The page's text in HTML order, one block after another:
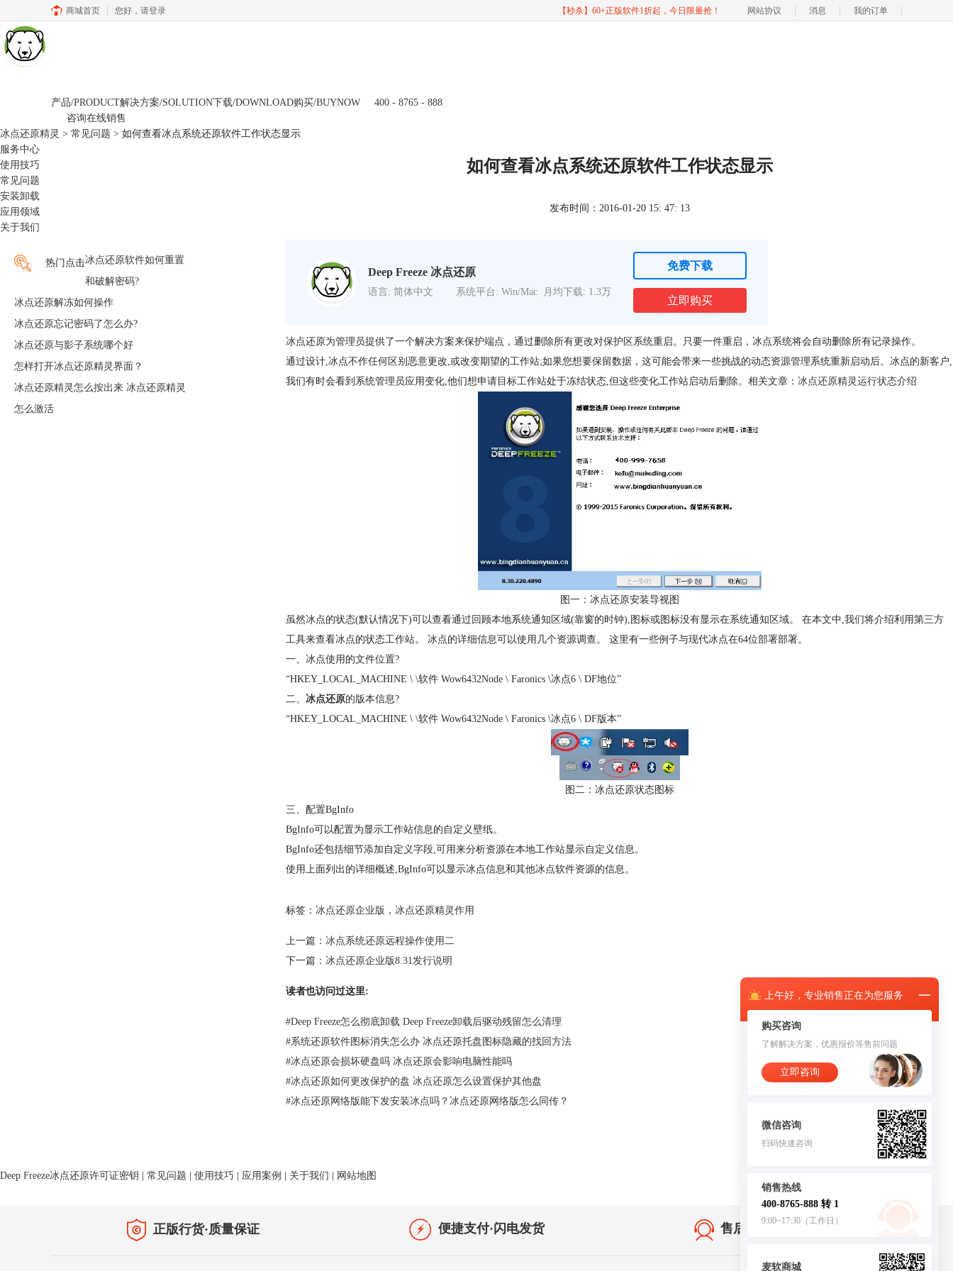
上午好， 专业销售正在为您服务
购买咨询
了解解决方案，优惠报价等售前问题
立即咨询
微信咨询
扫码快速咨询
销售热线
400-8765-888 转 1
9:00~17:30（工作日）
麦软商城
商城首页 您好， 请登录 【秒杀】60+正版软件1折起，今日限量抢！ 网站协议 消息 我的订单
产品/PRODUCT解决方案/SOLUTION下载/DOWNLOAD购买/BUYNOW
400 - 8765 - 888
咨询在线销售
冰点还原精灵 > 常见问题 > 如何查看冰点系统还原软件工作状态显示
服务中心
使用技巧
常见问题
安装卸载
应用领域
关于我们
热门点击冰点还原软件如何重置
和破解密码?
冰点还原解冻如何操作
冰点还原忘记密码了怎么办?
冰点还原与影子系统哪个好
怎样打开冰点还原精灵界面？
冰点还原精灵怎么按出来 冰点还原精灵
怎么激活
如何查看冰点系统还原软件工作状态显示
发布时间：2016-01-20 15: 47: 13
Deep Freeze 冰点还原
语言: 简体中文 系统平台: Win/Mac 月均下载: 1.3万
免费下载
立即购买
冰点还原为管理员提供了一个解决方案来保护端点，通过删除所有更改对保护区系统重启。只要一件重启，冰点系统将会自动删除所有记录操作。
通过设计,冰点不作任何区别恶意更改,或改变期望的工作站;如果您想要保留数据，这可能会带来一些挑战的动态资源管理系统重新启动后。冰点的新客户,
我们有时会看到系统管理员应用变化,他们想申请目标工作站处于冻结状态,但这些变化工作站启动后删除。相关文章：冰点还原精灵运行状态介绍
图一：冰点还原安装导视图
虽然冰点的状态(默认情况下)可以查看通过回顾本地系统通知区域(靠窗的时钟),图标或图标没有显示在系统通知区域。 在本文中,我们将介绍利用第三方
工具来查看冰点的状态工作站。 冰点的详细信息可以使用几个资源调查。 这里有一些例子与现代冰点在64位部署部署。
一、冰点使用的文件位置?
“HKEY_LOCAL_MACHINE \ \软件 Wow6432Node \ Faronics \冰点6 \ DF地位”
二、冰点还原的版本信息?
“HKEY_LOCAL_MACHINE \ \软件 Wow6432Node \ Faronics \冰点6 \ DF版本”
图二：冰点还原状态图标
三、配置BgInfo
BgInfo可以配置为显示工作站信息的自定义壁纸。
BgInfo还包括细节添加自定义字段,可用来分析资源在本地工作站显示自定义信息。
使用上面列出的详细概述,BgInfo可以显示冰点信息和其他冰点软件资源的信息。
标签：冰点还原企业版 ，冰点还原精灵作用
上一篇：冰点系统还原远程操作使用二
下一篇：冰点还原企业版8.31发行说明
读者也访问过这里:
#Deep Freeze怎么彻底卸载 Deep Freeze卸载后驱动残留怎么清理
#系统还原软件图标消失怎么办 冰点还原托盘图标隐藏的找回方法
#冰点还原会损坏硬盘吗 冰点还原会影响电脑性能吗
#冰点还原如何更改保护的盘 冰点还原怎么设置保护其他盘
#冰点还原网络版能下发安装冰点吗？冰点还原网络版怎么同传？
Deep Freeze冰点还原许可证密钥 常见问题 使用技巧 应用案例 关于我们 网站地图
正版行货·质量保证 便捷支付·闪电发货 售后无忧·服务保障